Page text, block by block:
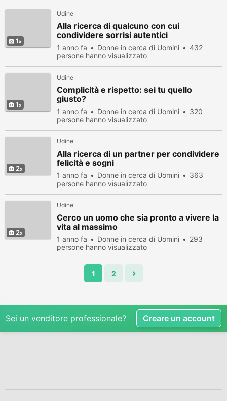
1
Udine
Alla ricerca di qualcuno con cui
condividere sorrisi autentici
1 anno fa Donne in cerca di Uomini
432
persone hanno visualizzato
1
Udine
Complicità e rispetto: sei tu quello
giusto?
1 anno fa Donne in cerca di Uomini
320
persone hanno visualizzato
2
Udine
Alla ricerca di un partner per condividere
felicità e sogni
1 anno fa Donne in cerca di Uomini
363
persone hanno visualizzato
2
Udine
Cerco un uomo che sia pronto a vivere la
vita al massimo
1 anno fa Donne in cerca di Uomini
293
persone hanno visualizzato
1 2
Sei un venditore professionale? Creare un account